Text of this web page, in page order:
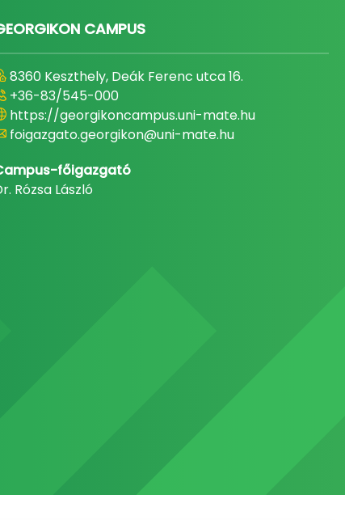
CAMPUS
8360 Keszthely, Deák Ferenc utca 16.
+36-83/545-000
https://georgikoncampus.uni-mate.hu
foigazgato.georgikon@uni-mate.hu
főigazgató
Rózsa László